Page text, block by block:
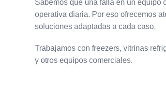
Sabemos que una falla en un equipo
operativa diaria. Por eso ofrecemos
soluciones adaptadas a cada caso.
Trabajamos con freezers, vitrinas
y otros equipos comerciales.